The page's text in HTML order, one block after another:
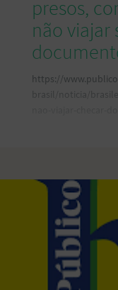
presos,
não viajar
https://
brasil/noticia/